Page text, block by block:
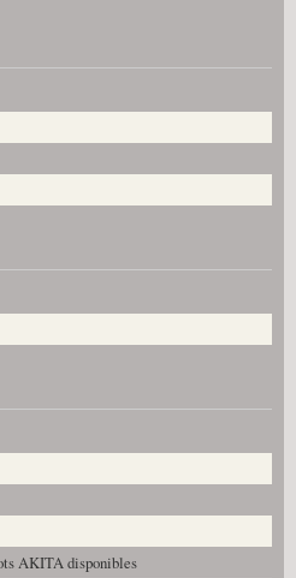
AKITA disponibles